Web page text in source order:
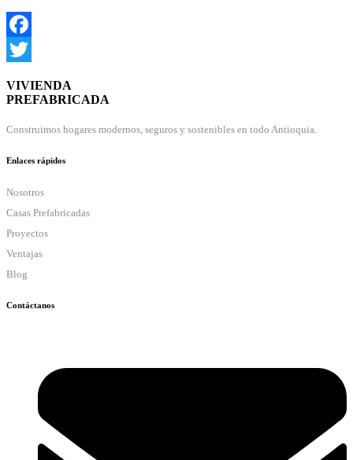
Facebook
VIVIENDA
PREFABRICADA
Construimos hogares modernos, seguros y sostenibles en todo Antioquia.
Enlaces rápidos
Nosotros
Casas Prefabricadas
Proyectos
Ventajas
Blog
Contáctanos